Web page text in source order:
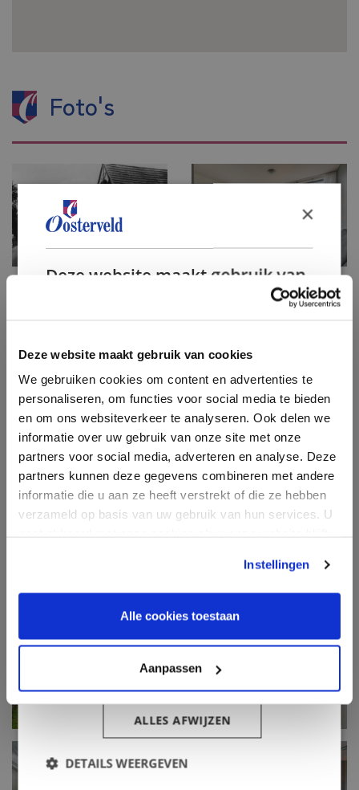
Deze website maakt gebruik van cookies
We gebruiken cookies om content en advertenties te
personaliseren, om functies voor social media te bieden
en om ons websiteverkeer te analyseren. Ook delen we
informatie over uw gebruik van onze site met onze
partners voor social media, adverteren en analyse. Deze
partners kunnen deze gegevens combineren met andere
informatie die u aan ze heeft verstrekt of die ze hebben
verzameld op basis van uw gebruik van hun services. U
Instellingen
Alle cookies toestaan
Aanpassen
Aanbod
Aankoop
Zoekopdracht
Verkoop
Verkoop woning
Verkoop bedrijfsonroerendgoed
Bouwtechnische keuring
Energielabel
Financiering
Nieuws & blog
Over ons
Contact
Informatie
Oosterveld Makelaardij
9591 AK Onstwedde
info@oosterveld-makelaardij.nl
0599 - 65 06 54
Foto's
×
Deze website maakt gebruik van
verkeer te analyseren. We delen ook informatie
over uw gebruik van onze site met onze
advertentie- en analysepartners, die deze
kunnen combineren met andere informatie die
u aan hen heeft verstrekt of die zij hebben
verzameld door uw gebruik van hun diensten.
Privacybeleid
Strikt
noodzakelijk
Prestatie Targeting
ALLES ACCEPTEREN
ALLES AFWIJZEN
DETAILS WEERGEVEN